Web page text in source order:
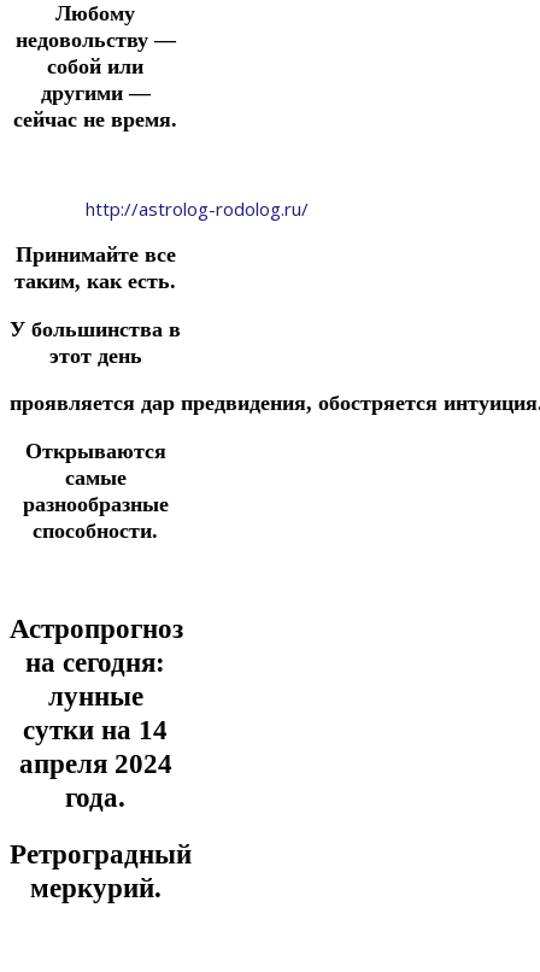
Любому
недовольству —
собой или
другими —
сейчас не время.
http://astrolog-rodolog.ru/
Принимайте все
таким, как есть.
У большинства в
этот день
проявляется дар предвидения, обостряется
Открываются
самые
разнообразные
способности.
Астропрогноз
на сегодня:
лунные
сутки на 14
апреля 2024
года.
Ретроградный
меркурий.